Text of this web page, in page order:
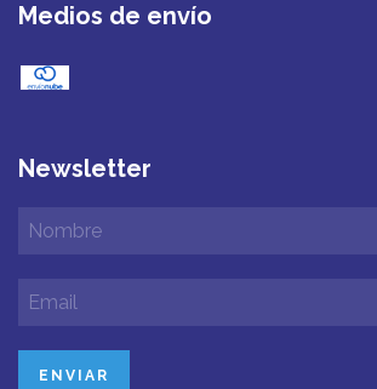
Medios de envío
Newsletter